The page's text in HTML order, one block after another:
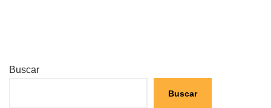
Buscar
Buscar